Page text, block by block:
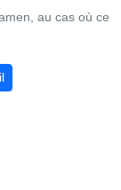
au cas où ce